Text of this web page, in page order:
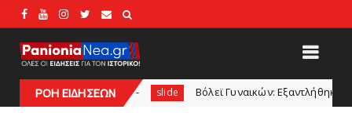
ΡΟΗ ΕΙΔΗΣΕΩΝ
21:00 slide Bόλεϊ Γυναικών: Εξαντλήθηκαν τα διαρκείας